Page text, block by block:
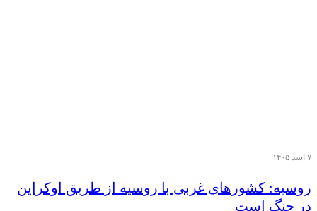
۷ اسد ۱۴۰۵
روسیه: کشورهای غربی با روسیه از طریق اوکراین
در جنگ است